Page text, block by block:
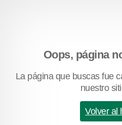
Oops, página
La página que buscas fue
nuestro
Volver al